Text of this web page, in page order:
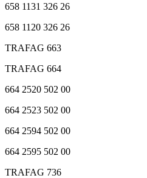
658 1131 326 26
658 1120 326 26
TRAFAG 663
TRAFAG 664
664 2520 502 00
664 2523 502 00
664 2594 502 00
664 2595 502 00
TRAFAG 736